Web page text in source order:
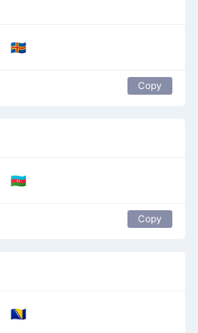
🇦🇽
Copy
🇦🇿
Copy
🇧🇦